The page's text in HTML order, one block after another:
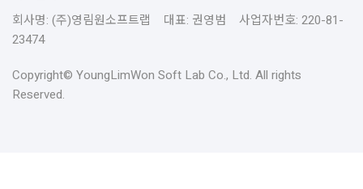
회사명: (주)영림원소프트랩 대표: 권영범 사업자번호: 220-81-
23474
Copyright© YoungLimWon Soft Lab Co., Ltd. All rights
Reserved.